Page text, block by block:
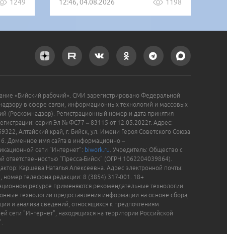
1249 12:46, 04.08.2026 1198
«Бийский рабочий». СМИ зарегистрировано Федеральной
в сфере связи, информационных технологий и массовых
(Роскомнадзор). Регистрационный номер и дата принятия
серия Эл № ФС77 – 83115 от 12.05.2022г. Адрес:
Алтайский край, г. Бийск, ул. Имени Героя Советского Союза
Доменное имя сайта в информационно –
сети "Интернет": biwork.ru . Учредитель: Общество с
ответственностью "Пресса-Бийск" (ОГРН 1062204039864).
Каршева Наталья Алексеевна. Адрес электронной почты:
, номер телефона редакции: 8 (3854) 317-001. 18+
ресурсе применяются рекомендательные технологии
технологии предоставления информации на основе сбора,
и анализа сведений, относящихся к предпочтениям
сети "Интернет", находящихся на территории Российской